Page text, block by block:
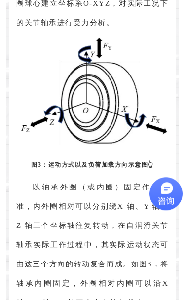
圈球心建立坐标系O-XYZ，对实际工况下
的关节轴承进行受力分析。
图3：运动方式以及负荷加载方向示意图👆
以轴承外圈（或内圈）固定作为基
准，内外圈相对可以分别绕X 轴、Y 轴、
Z 轴三个坐标轴往复转动，在自润滑关节
轴承实际工作过程中，其实际运动状态可
由这三个方向的转动复合而成。如图3，将
轴承内圈固定，外圈相对内圈可以沿X